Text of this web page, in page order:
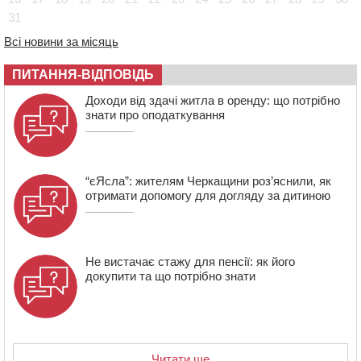
полеглий біля Кліщіївки воїн
сплатили на Черкащині
06 СЕРПНЯ 2026, ЧЕТВЕР
21:13 Вісім медалей, з яких чотири золоті: черкаські
спортсмени тріумфували на чемпіонаті України
31
Всі новини за місяць
ПИТАННЯ-ВІДПОВІДЬ
Доходи від здачі житла в оренду: що потрібно
знати про оподаткування
“єЯсла”: жителям Черкащини роз’яснили, як
отримати допомогу для догляду за дитиною
Не вистачає стажу для пенсії: як його
докупити та що потрібно знати